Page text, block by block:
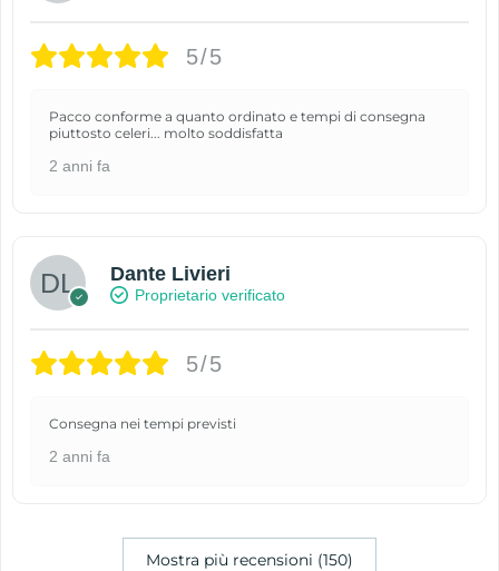
5/5
Pacco conforme a quanto ordinato e tempi di consegna
piuttosto celeri... molto soddisfatta
2 anni fa
Dante Livieri
Proprietario verificato
5/5
Consegna nei tempi previsti
2 anni fa
Mostra più recensioni (150)